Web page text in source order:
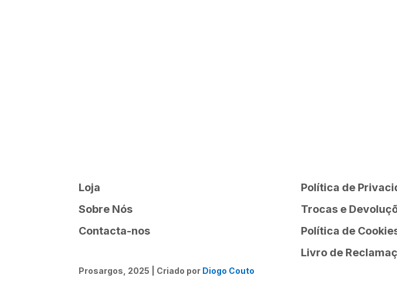
Loja
Sobre Nós
Contacta-nos
Prosargos, 2025 | Criado por Diogo Couto
Política de
Trocas e
Política de
Livro de